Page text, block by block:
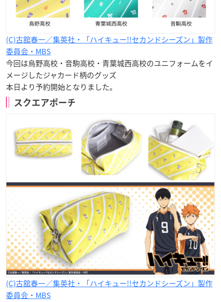
(C)古舘春一／集英社・「ハイキュー!!セカンドシーズン」製作
委員会・MBS
今回は烏野高校・音駒高校・青葉城西高校のユニフォームをイ
メージしたジャカード柄のグッズ
本日より予約開始となりました。
スクエアポーチ
(C)古舘春一／集英社・「ハイキュー!!セカンドシーズン」製作
委員会・MBS